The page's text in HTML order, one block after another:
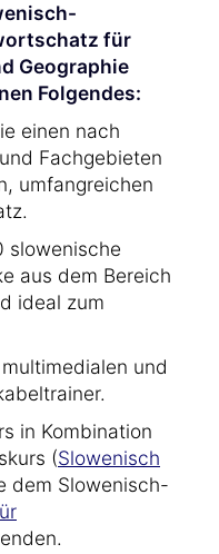
für
Geographie
Folgendes:
einen nach
Fachgebieten
umfangreichen
slowenische
aus dem Bereich
ideal zum
und
in Kombination
(Slowenisch
dem Slowenisch-